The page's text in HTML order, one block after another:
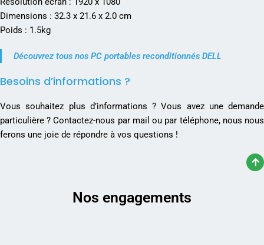
Dimensions : 32.3 x 21.6 x 2.0 cm
Poids : 1.5kg
Découvrez tous nos PC portables reconditionnés DELL
Besoins d’informations ?
Vous souhaitez plus d’informations ? Vous avez une demande
particulière ? Contactez-nous par mail ou par téléphone, nous nous
ferons une joie de répondre à vos questions !
Nos engagements